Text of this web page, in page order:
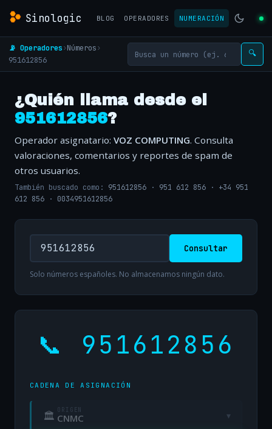
Sinologic BLOG OPERADORES NUMERACIÓN
📡 Operadores›Números›
951612856
🔍
¿Quién llama desde el
951612856?
Operador asignatario: VOZ COMPUTING. Consulta
valoraciones, comentarios y reportes de spam de
otros usuarios.
También buscado como: 951612856 · 951 612 856 · +34 951
612 856 · 0034951612856
Consultar
Solo números españoles. No almacenamos ningún dato.
📞 951612856
CADENA DE ASIGNACIÓN
🏛 ORIGEN
CNMC ▾